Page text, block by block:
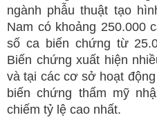
ngành phẫu thuật tạo
Nam có khoảng 250.000
số ca biến chứng từ
Biến chứng xuất hiện
và tại các cơ sở hoạt
biến chứng thẩm mỹ
chiếm tỷ lệ cao nhất.